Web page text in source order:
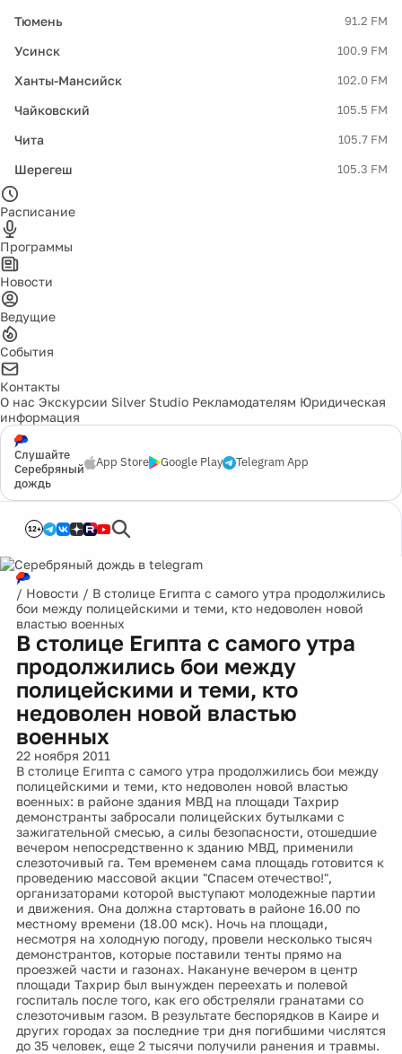
Тюмень 91.2 FM
Усинск 100.9 FM
Ханты-Мансийск 102.0 FM
Чайковский 105.5 FM
Чита 105.7 FM
Шерегеш 105.3 FM
Расписание
Программы
Новости
Ведущие
События
Контакты
О нас Экскурсии Silver Studio Рекламодателям Юридическая
информация
Слушайте
Серебряный
дождь
App Store Google Play Telegram App
12+
/ Новости / В столице Египта с самого утра продолжились
бои между полицейскими и теми, кто недоволен новой
властью военных
В столице Египта с самого утра
продолжились бои между
полицейскими и теми, кто
недоволен новой властью
военных
22 ноября 2011
В столице Египта с самого утра продолжились бои между
полицейскими и теми, кто недоволен новой властью
военных: в районе здания МВД на площади Тахрир
демонстранты забросали полицейских бутылками с
зажигательной смесью, а силы безопасности, отошедшие
вечером непосредственно к зданию МВД, применили
слезоточивый га. Тем временем сама площадь готовится к
проведению массовой акции "Спасем отечество!",
организаторами которой выступают молодежные партии
и движения. Она должна стартовать в районе 16.00 по
местному времени (18.00 мск). Ночь на площади,
несмотря на холодную погоду, провели несколько тысяч
демонстрантов, которые поставили тенты прямо на
проезжей части и газонах. Накануне вечером в центр
площади Тахрир был вынужден переехать и полевой
госпиталь после того, как его обстреляли гранатами со
слезоточивым газом. В результате беспорядков в Каире и
других городах за последние три дня погибшими числятся
до 35 человек, еще 2 тысячи получили ранения и травмы.